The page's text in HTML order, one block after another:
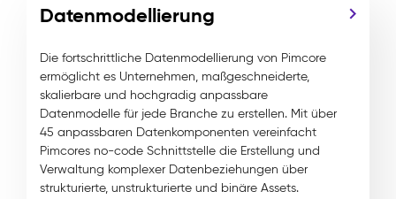
Datenmodellierung
Die fortschrittliche Datenmodellierung von Pimcore
ermöglicht es Unternehmen, maßgeschneiderte,
skalierbare und hochgradig anpassbare
Datenmodelle für jede Branche zu erstellen. Mit über
45 anpassbaren Datenkomponenten vereinfacht
Pimcores no-code Schnittstelle die Erstellung und
Verwaltung komplexer Datenbeziehungen über
strukturierte, unstrukturierte und binäre Assets.